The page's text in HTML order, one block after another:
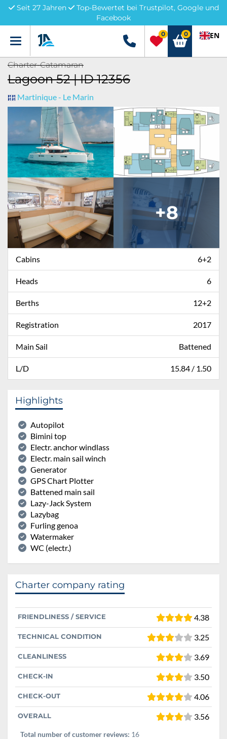
Seit 27 Jahren
Top-Bewertet bei Trustpilot, Google und
Facebook
Menü +49 5741 3222690
0 0 EN
Charter-Catamaran
Lagoon 52 | ID 12356
Martinique - Le Marin
+8
Cabins 6+2
Heads 6
Berths 12+2
Registration 2017
Main Sail Battened
L/D 15.84 / 1.50
Highlights
Autopilot
Bimini top
Electr. anchor windlass
Electr. main sail winch
Generator
GPS Chart Plotter
Battened main sail
Lazy-Jack System
Lazybag
Furling genoa
Watermaker
WC (electr.)
Charter company rating
FRIENDLINESS / SERVICE 4.38
TECHNICAL CONDITION 3.25
CLEANLINESS 3.69
CHECK-IN 3.50
CHECK-OUT 4.06
OVERALL 3.56
Total number of customer reviews: 16